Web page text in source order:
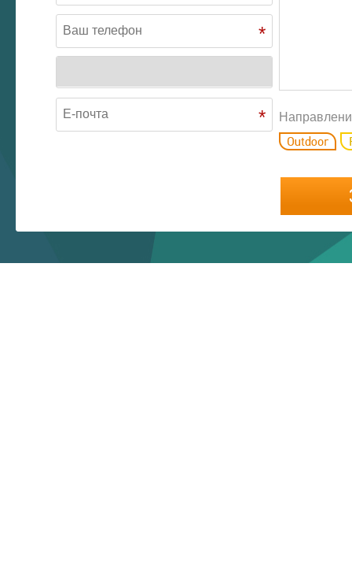
*
*